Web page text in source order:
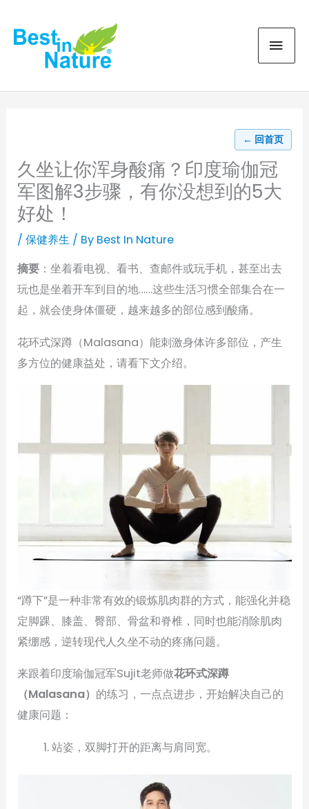
content
← 回首页
久坐让你浑身酸痛？印度瑜伽冠
军图解3步骤，有你没想到的5大
好处！
/保健养生 / By Best In Nature
摘要 ：坐着看电视、看书、查邮件或玩手机，甚至出去
玩也是坐着开车到目的地……这些生活习惯全部集合在一
起，就会使身体僵硬，越来越多的部位感到酸痛。
花环式深蹲（Malasana）能刺激身体许多部位，产生
多方位的健康益处，请看下文介绍。
“蹲下”是一种非常有效的锻炼肌肉群的方式，能强化并稳
定脚踝、膝盖、臀部、骨盆和脊椎，同时也能消除肌肉
紧绷感，逆转现代人久坐不动的疼痛问题。
来跟着印度瑜伽冠军Sujit老师做花环式深蹲
（Malasana） 的练习，一点点进步，开始解决自己的
健康问题：
站姿，双脚打开的距离与肩同宽。